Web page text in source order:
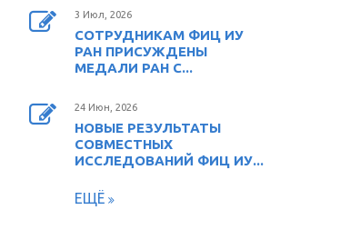
3 Июл, 2026
СОТРУДНИКАМ ФИЦ ИУ
РАН ПРИСУЖДЕНЫ
МЕДАЛИ РАН С...
24 Июн, 2026
НОВЫЕ РЕЗУЛЬТАТЫ
СОВМЕСТНЫХ
ИССЛЕДОВАНИЙ ФИЦ ИУ...
ЕЩЁ